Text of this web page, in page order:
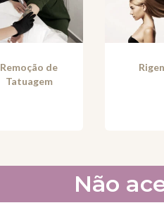
Remoção de
Tatuagem
Não